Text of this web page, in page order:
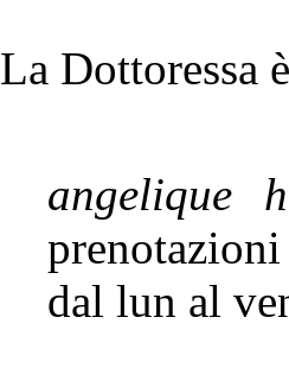
La Dottoressa
angelique
dal lun al